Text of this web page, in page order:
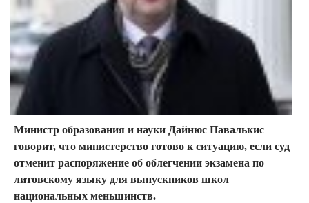
Министр образования и науки Дайнюс Павалькис
говорит, что министерство готово к ситуацию, если суд
отменит распоряжение об облегчении экзамена по
литовскому языку для выпускников школ
национальных меньшинств.